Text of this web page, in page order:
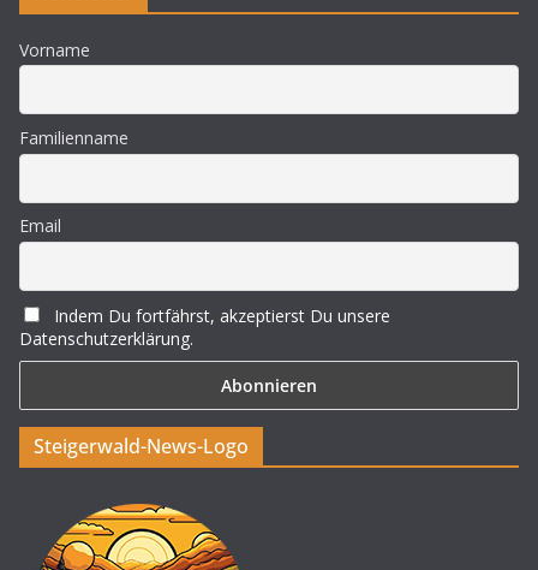
Vorname
Familienname
Email
Indem Du fortfährst, akzeptierst Du unsere
Datenschutzerklärung.
Steigerwald-News-Logo